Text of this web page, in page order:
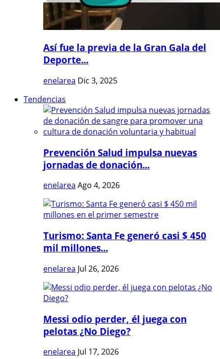
Así fue la previa de la Gran Gala del
Deporte...
enelarea Dic 3, 2025
Tendencias
Prevención Salud impulsa nuevas
jornadas de donación...
enelarea Ago 4, 2026
Turismo: Santa Fe generó casi $ 450
mil millones...
enelarea Jul 26, 2026
Messi odio perder, él juega con
pelotas ¿No Diego?
enelarea Jul 17, 2026